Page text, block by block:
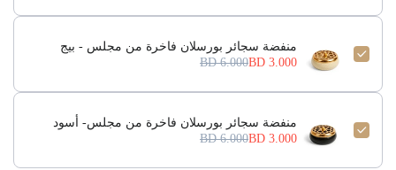
منفضة سجائر بورسلان فاخرة من مجلس - بيج
3.000 BD
6.000 BD
منفضة سجائر بورسلان فاخرة من مجلس- أسود
3.000 BD
6.000 BD